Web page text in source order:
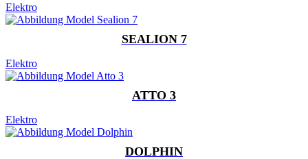
Elektro
SEALION 7
Elektro
ATTO 3
Elektro
DOLPHIN